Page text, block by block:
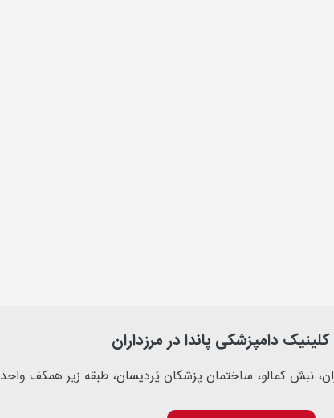
دامپزشکی پاندا در مرزداران
نبش کمالو، ساختمان پزشکان پَردیسان، طبقه زیر همکف واحد3